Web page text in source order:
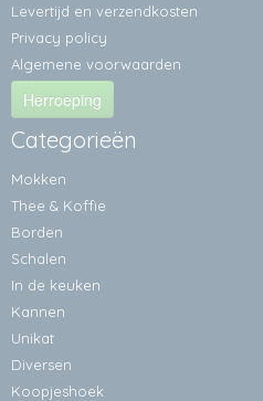
Levertijd en verzendkosten
Privacy policy
Algemene voorwaarden
Herroeping
Categorieën
Mokken
Thee & Koffie
Borden
Schalen
In de keuken
Kannen
Unikat
Diversen
Koopjeshoek